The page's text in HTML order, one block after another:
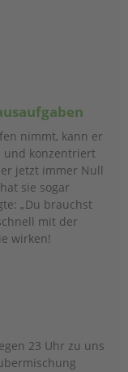
nimmt, kann er
und konzentriert
jetzt immer Null
sie sogar
„Du brauchst
mit der
wirken!
23 Uhr zu uns